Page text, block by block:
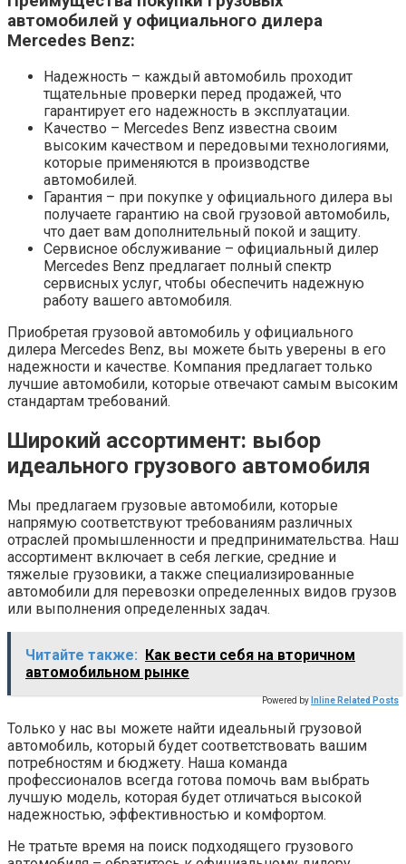
автомобилей у официального дилера
Mercedes Benz:
Надежность – каждый автомобиль проходит
тщательные проверки перед продажей, что
гарантирует его надежность в эксплуатации.
Качество – Mercedes Benz известна своим
высоким качеством и передовыми технологиями,
которые применяются в производстве
автомобилей.
Гарантия – при покупке у официального дилера вы
получаете гарантию на свой грузовой автомобиль,
что дает вам дополнительный покой и защиту.
Сервисное обслуживание – официальный дилер
Mercedes Benz предлагает полный спектр
сервисных услуг, чтобы обеспечить надежную
работу вашего автомобиля.
Приобретая грузовой автомобиль у официального
дилера Mercedes Benz, вы можете быть уверены в его
надежности и качестве. Компания предлагает только
лучшие автомобили, которые отвечают самым высоким
стандартам требований.
Широкий ассортимент: выбор
идеального грузового автомобиля
Мы предлагаем грузовые автомобили, которые
напрямую соответствуют требованиям различных
отраслей промышленности и предпринимательства. Наш
ассортимент включает в себя легкие, средние и
тяжелые грузовики, а также специализированные
автомобили для перевозки определенных видов грузов
или выполнения определенных задач.
Читайте также: Как вести себя на вторичном
автомобильном рынке
Powered by Inline Related Posts
Только у нас вы можете найти идеальный грузовой
автомобиль, который будет соответствовать вашим
потребностям и бюджету. Наша команда
профессионалов всегда готова помочь вам выбрать
лучшую модель, которая будет отличаться высокой
надежностью, эффективностью и комфортом.
Не тратьте время на поиск подходящего грузового